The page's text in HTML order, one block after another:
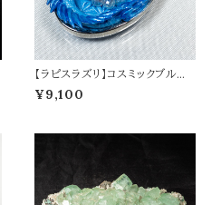
【ラピスラズリ】コスミックブルー
ドラゴン ペンダントトップ オリジ
ナルアクセサリー 天然石 パワー
¥9,100